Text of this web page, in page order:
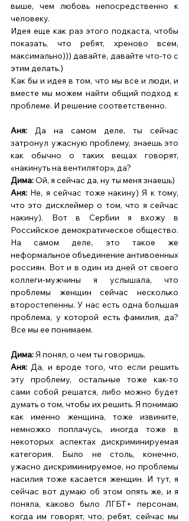
выше, чем любовь непосредственно к
человеку.
Идея еще как раз этого подкаста, чтобы
показать, что ребят, хреново всем,
максимально))) давайте, давайте что-то с
этим делать.)
Как бы и идея в том, что мы все и люди, и
вместе мы можем найти общий подход к
проблеме. И решение соответственно.
Аня: Да на самом деле, ты сейчас
затронул ужасную проблему, знаешь это
как обычно о таких вещах говорят,
«накинуть на вентилятор», да?
Дима: Ой, я сейчас да, ну ты меня знаешь)
Аня: Не, я сейчас тоже накину) Я к тому,
что это дисклеймер о том, что я сейчас
накину). Вот в Сербии я вхожу в
Российское демократическое общество.
На самом деле, это такое же
неформальное объединение антивоенных
россиян. Вот и в один из дней от своего
коллеги-мужчины я услышала, что
проблемы женщин сейчас несколько
второстепенны. У нас есть одна большая
проблема, у которой есть фамилия, да?
Все мы ее понимаем.
Дима: Я понял, о чем ты говоришь.
Аня: Да, и вроде того, что если решить
эту проблему, остальные тоже как-то
сами собой решатся, либо можно будет
думать о том, чтобы их решить. Я понимаю
как именно женщина, тоже извините,
немножко поплачусь, иногда тоже в
некоторых аспектах дискриминируемая
категория. Было не столь, конечно,
ужасно дискриминируемое, но проблемы
насилия тоже касается женщин. И тут, я
сейчас вот думаю об этом опять же, и я
поняла, каково было ЛГБТ+ персонам,
когда им говорят, что, ребят, сейчас мы